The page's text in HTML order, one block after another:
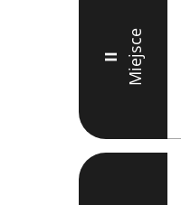
II Miejsce